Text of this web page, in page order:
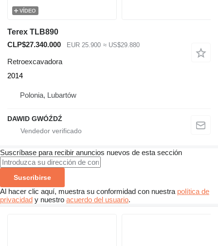
VÍDEO
Terex TLB890
CLP$27.340.000
EUR 25.900 ≈ US$29.880
Retroexcavadora
2014
Polonia, Lubartów
DAWID GWÓŹDŹ
Suscríbase para recibir anuncios nuevos de esta sección
Suscribirse
Al hacer clic aquí, muestra su conformidad con nuestra política de
privacidad y nuestro acuerdo del usuario.